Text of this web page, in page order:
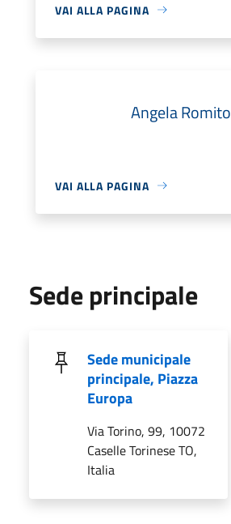
VAI ALLA PAGINA
Angela Romito
VAI ALLA PAGINA
Sede principale
Sede municipale
principale, Piazza
Europa
Via Torino, 99, 10072
Caselle Torinese TO,
Italia